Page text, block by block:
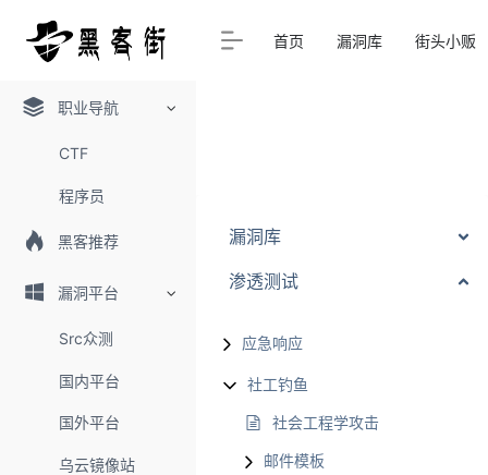
职业导航
CTF
程序员
黑客推荐
漏洞平台
Src众测
国内平台
国外平台
乌云镜像站
首页 漏洞库 街头小贩
漏洞库
渗透测试
应急响应
社工钓鱼
社会工程学攻击
邮件模板